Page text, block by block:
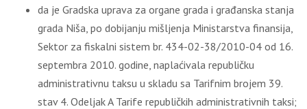
da je Gradska uprava za organe grada i građanska stanja
grada Niša, po dobijanju mišljenja Ministarstva finansija,
Sektor za fiskalni sistem br. 434-02-38/2010-04 od 16.
septembra 2010. godine, naplaćivala republičku
administrativnu taksu u skladu sa Tarifnim brojem 39.
stav 4. Odeljak A Tarife republičkih administrativnih taksi;